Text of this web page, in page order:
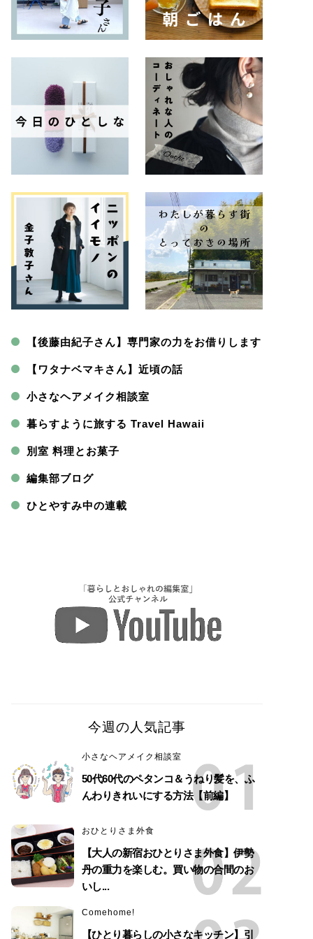
【後藤由紀子さん】専門家の力をお借りします
【ワタナベマキさん】近頃の話
小さなヘアメイク相談室
暮らすように旅する Travel Hawaii
別室 料理とお菓子
編集部ブログ
ひとやすみ中の連載
今週の人気記事
小さなヘアメイク相談室
50代60代のペタンコ＆うねり髪を、ふ
んわりきれいにする方法【前編】
おひとりさま外食
【大人の新宿おひとりさま外食】伊勢
丹の重力を楽しむ。買い物の合間のお
いし...
Comehome!
【ひとり暮らしの小さなキッチン】引